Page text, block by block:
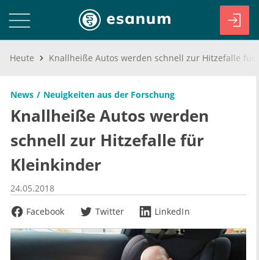
Heute
News Neuigkeiten aus der Forschung
Knallheiße Autos werden
schnell zur Hitzefalle für
Kleinkinder
24.05.2018
Facebook
Twitter LinkedIn